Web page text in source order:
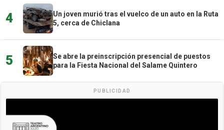
4
Un joven murió tras el vuelco de un auto en la Ruta
5, cerca de Chiclana
5
Se abre la preinscripción presencial de puestos
para la Fiesta Nacional del Salame Quintero
PUBLICIDAD